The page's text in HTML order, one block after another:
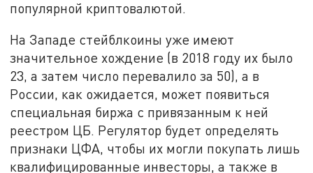
популярной криптовалютой.
На Западе стейблкоины уже имеют
значительное хождение (в 2018 году их было
23, а затем число перевалило за 50), а в
России, как ожидается, может появиться
специальная биржа с привязанным к ней
реестром ЦБ. Регулятор будет определять
признаки ЦФА, чтобы их могли покупать лишь
квалифицированные инвесторы, а также в